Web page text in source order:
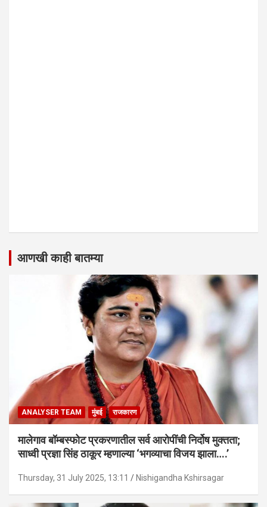
आणखी काही बातम्या
ANALYSER TEAM मुंबई राजकारण
मालेगाव बॉम्बस्फोट प्रकरणातील सर्व आरोपींची निर्दोष मुक्तता;
साध्वी प्रज्ञा सिंह ठाकूर म्हणाल्या ‘भगव्याचा विजय झाला….’
Thursday, 31 July 2025, 13:11 Nishigandha Kshirsagar